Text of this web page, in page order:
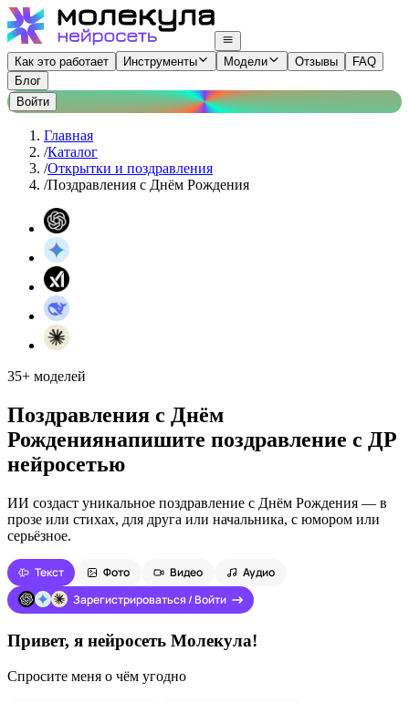
Как это работает Инструменты Модели Отзывы
FAQ
Блог
Войти
Главная
/Каталог
/Открытки и поздравления
/Поздравления с Днём Рождения
35+ моделей
Поздравления с Днём
Рождениянапишите поздравление с ДР
нейросетью
ИИ создаст уникальное поздравление с Днём Рождения — в
прозе или стихах, для друга или начальника, с юмором или
серьёзное.
Текст Фото Видео
Аудио
Зарегистрироваться / Войти
Привет, я нейросеть Молекула!
Спросите меня о чём угодно